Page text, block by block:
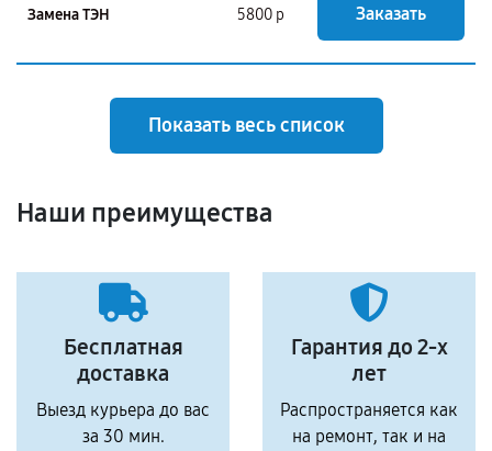
Замена ТЭН 5800 р Заказать
Показать весь список
Наши преимущества
Бесплатная
доставка
Выезд курьера до вас
за 30 мин.
Гарантия до 2-х
лет
Распространяется как
на ремонт, так и на